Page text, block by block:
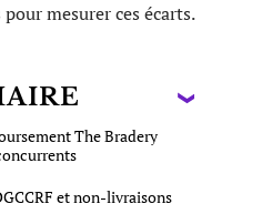
mesurer ces écarts.
The Bradery
et non-livraisons